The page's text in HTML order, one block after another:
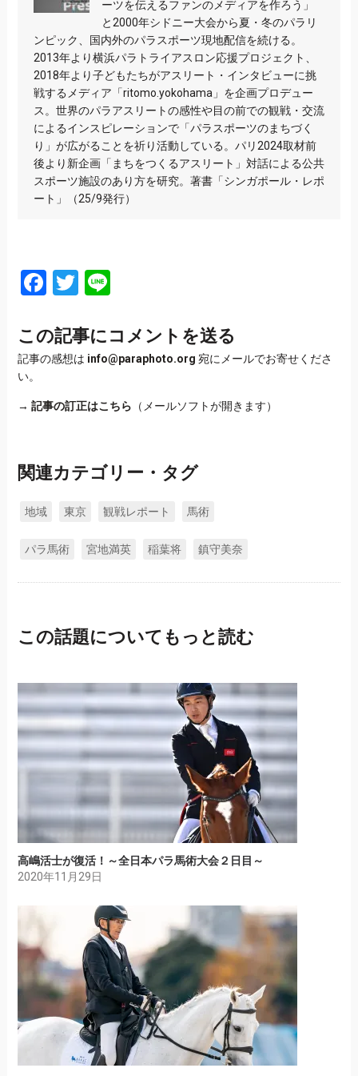
ーツを伝えるファンのメディアを作ろう」
と2000年シドニー大会から夏・冬のパラリ
ンピック、国内外のパラスポーツ現地配信を続ける。
2013年より横浜パラトライアスロン応援プロジェクト、
2018年より子どもたちがアスリート・インタビューに挑
戦するメディア「ritomo.yokohama」を企画プロデュー
ス。世界のパラアスリートの感性や目の前での観戦・交流
によるインスピレーションで「パラスポーツのまちづく
り」が広がることを祈り活動している。パリ2024取材前
後より新企画「まちをつくるアスリート」対話による公共
スポーツ施設のあり方を研究。著書「シンガポール・レポ
ート」（25/9発行）
Facebook
Twitter
Line
この記事にコメントを送る
記事の感想は info@paraphoto.org 宛にメールでお寄せくださ
い。
→ 記事の訂正はこちら （メールソフトが開きます）
関連カテゴリー・タグ
地域 東京 観戦レポート 馬術
パラ馬術 宮地満英 稲葉将 鎮守美奈
この話題についてもっと読む
高嶋活士が復活！～全日本パラ馬術大会２日目～
2020年11月29日